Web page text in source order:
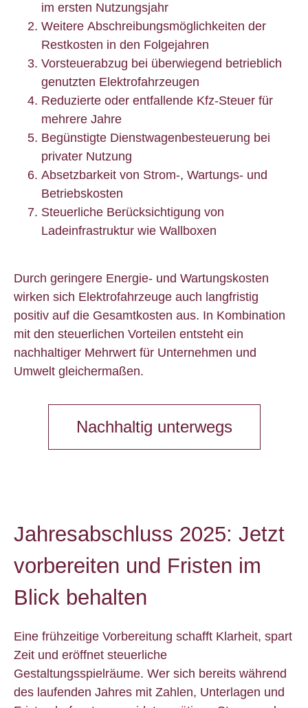
im ersten Nutzungsjahr
Weitere Abschreibungsmöglichkeiten der
Restkosten in den Folgejahren
Vorsteuerabzug bei überwiegend betrieblich
genutzten Elektrofahrzeugen
Reduzierte oder entfallende Kfz-Steuer für
mehrere Jahre
Begünstigte Dienstwagenbesteuerung bei
privater Nutzung
Absetzbarkeit von Strom-, Wartungs- und
Betriebskosten
Steuerliche Berücksichtigung von
Ladeinfrastruktur wie Wallboxen
Durch geringere Energie- und Wartungskosten
wirken sich Elektrofahrzeuge auch langfristig
positiv auf die Gesamtkosten aus. In Kombination
mit den steuerlichen Vorteilen entsteht ein
nachhaltiger Mehrwert für Unternehmen und
Umwelt gleichermaßen.
Nachhaltig unterwegs
Jahresabschluss 2025: Jetzt
vorbereiten und Fristen im
Blick behalten
Eine frühzeitige Vorbereitung schafft Klarheit, spart
Zeit und eröffnet steuerliche
Gestaltungsspielräume. Wer sich bereits während
des laufenden Jahres mit Zahlen, Unterlagen und